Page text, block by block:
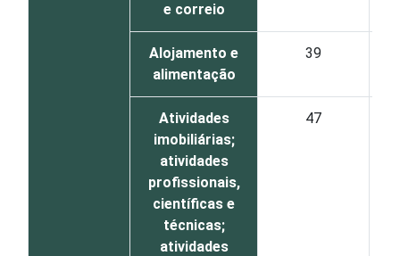
e correio
Alojamento e
alimentação
39
Atividades
imobiliárias;
atividades
profissionais,
científicas e
técnicas;
atividades
47